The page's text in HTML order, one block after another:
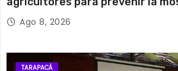
en Pica
Ago 8, 2026
TARAPACÁ